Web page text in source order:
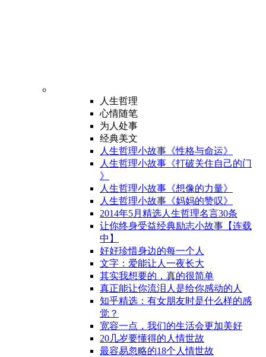
人生哲理
心情随笔
为人处事
经典美文
人生哲理小故事《性格与命运》
人生哲理小故事《打破关住自己的门
》
人生哲理小故事《想像的力量》
人生哲理小故事《妈妈的赞叹》
2014年5月精选人生哲理名言30条
让你终身受益经典励志小故事【连载
中】
好好珍惜身边的每一个人
文字：爱能让人一夜长大
其实我想要的，真的很简单
真正能让你流泪人是给你感动的人
知乎精选：有女朋友时是什么样的感
觉？
宽容一点，我们的生活会更加美好
20几岁要懂得的人情世故
最容易忽略的18个人情世故